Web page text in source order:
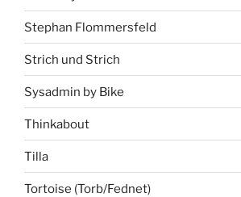
Stephan Flommersfeld
Strich und Strich
Sysadmin by Bike
Thinkabout
Tilla
Tortoise (Torb/Fednet)